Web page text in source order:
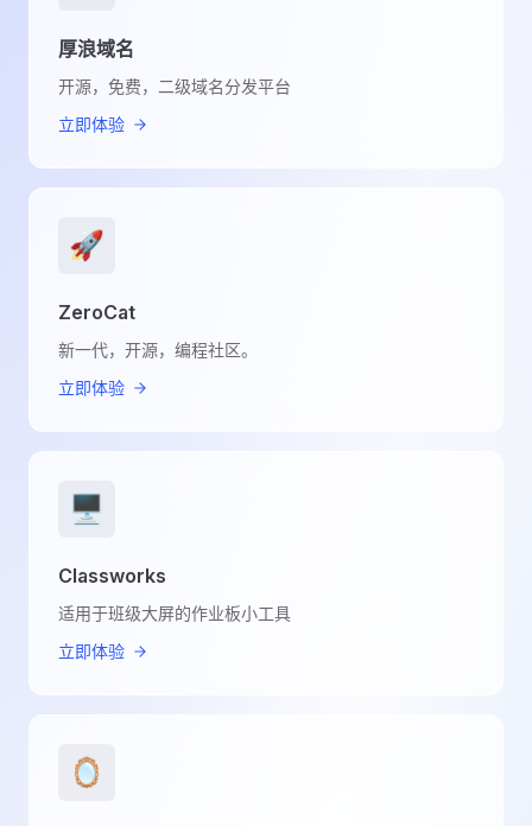
厚浪域名
开源，免费，二级域名分发平台
立即体验
🚀
ZeroCat
新一代，开源，编程社区。
立即体验
🖥️
Classworks
适用于班级大屏的作业板小工具
立即体验
🪞